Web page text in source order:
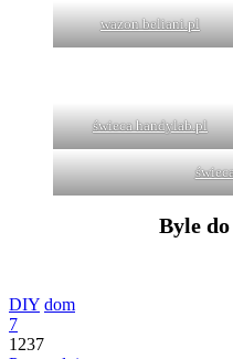
wazon beliani.pl
świeca handylab.pl
Byle
DIY dom
7
1237